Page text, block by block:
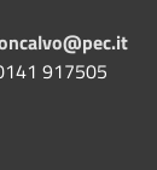
917505